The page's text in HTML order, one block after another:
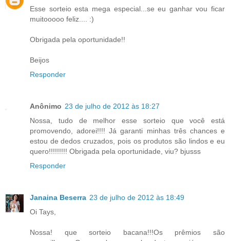
Esse sorteio esta mega especial...se eu ganhar vou ficar
muitooooo feliz.... :)
Obrigada pela oportunidade!!
Beijos
Responder
Anônimo 23 de julho de 2012 às 18:27
Nossa, tudo de melhor esse sorteio que você está
promovendo, adorei!!!! Já garanti minhas três chances e
estou de dedos cruzados, pois os produtos são lindos e eu
quero!!!!!!!!! Obrigada pela oportunidade, viu? bjusss
Responder
Janaina Beserra 23 de julho de 2012 às 18:49
Oi Tays,
Nossa! que sorteio bacana!!!Os prêmios são